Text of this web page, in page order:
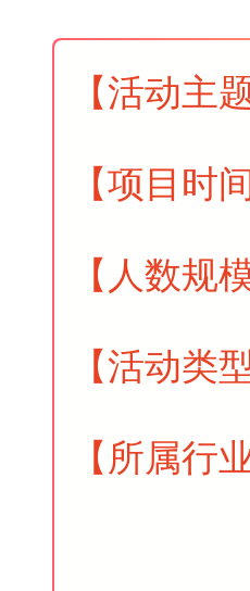
【活动主
【项目时间
【人数规
【活动类
【所属行